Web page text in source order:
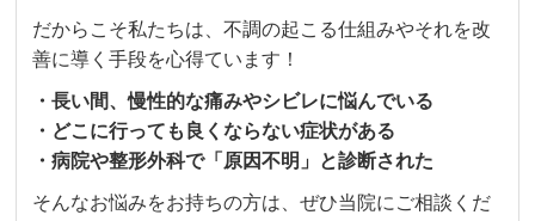
だからこそ私たちは、不調の起こる仕組みやそれを改
善に導く手段を心得ています！
・長い間、慢性的な痛みやシビレに悩んでいる
・どこに行っても良くならない症状がある
・病院や整形外科で「原因不明」と診断された
そんなお悩みをお持ちの方は、ぜひ当院にご相談くだ